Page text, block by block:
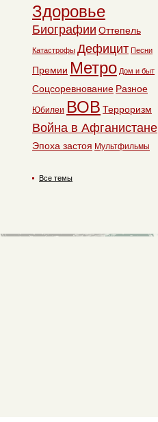
Здоровье
Биографии Оттепель
Катастрофы Дефицит Песни
Премии Метро Дом и быт
Соцсоревнование Разное
Юбилеи ВОВ Терроризм
Война в Афганистане
Эпоха застоя Мультфильмы
Все темы